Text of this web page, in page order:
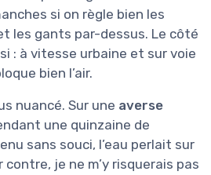
si on règle bien les
les gants par-dessus. Le côté
: à vitesse urbaine et sur voie
bien l’air.
nuancé. Sur une averse
une quinzaine de
sans souci, l’eau perlait sur
je ne m’y risquerais pas